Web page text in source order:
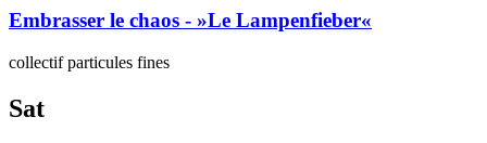
Embrasser le chaos - »Le Lampenfieber«
collectif particules fines
Sat